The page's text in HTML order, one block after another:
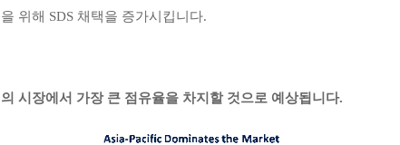
위해 SDS 채택을 증가시킵니다.
시장에서 가장 큰 점유율을 차지할 것으로 예상됩니다.